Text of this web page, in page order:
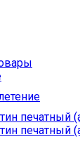
печатный
печатный